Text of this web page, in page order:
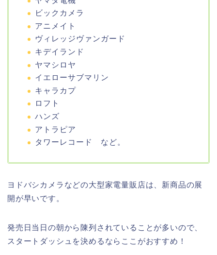
ビックカメラ
アニメイト
ヴィレッジヴァンガード
キデイランド
ヤマシロヤ
イエローサブマリン
キャラカプ
ロフト
ハンズ
アトラピア
タワーレコード など。
ヨドバシカメラなどの大型家電量販店は、新商品の展
開が早いです。
発売日当日の朝から陳列されていることが多いので、
スタートダッシュを決めるならここがおすすめ！